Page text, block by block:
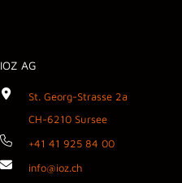
IOZ AG
St. Georg-Strasse 2a
CH-6210 Sursee
+41 41 925 84 00
info@ioz.ch